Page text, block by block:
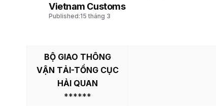
Vietnam Customs
Published:15 tháng 3
BỘ GIAO THÔNG
VẬN TẢI-TỔNG CỤC
HẢI QUAN
******